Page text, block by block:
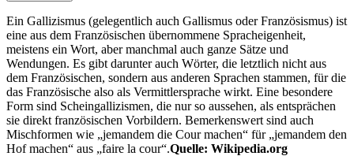
Ein Gallizismus (gelegentlich auch Gallismus oder Französismus) ist
eine aus dem Französischen übernommene Spracheigenheit,
meistens ein Wort, aber manchmal auch ganze Sätze und
Wendungen. Es gibt darunter auch Wörter, die letztlich nicht aus
dem Französischen, sondern aus anderen Sprachen stammen, für die
das Französische also als Vermittlersprache wirkt. Eine besondere
Form sind Scheingallizismen, die nur so aussehen, als entsprächen
sie direkt französischen Vorbildern. Bemerkenswert sind auch
Mischformen wie
jemandem die Cour machen für jemandem den
Hof machen
aus faire la cour .Quelle: Wikipedia.org